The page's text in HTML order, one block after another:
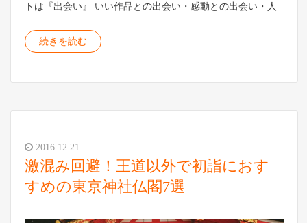
トは『出会い』 いい作品との出会い・感動との出会い・人
続きを読む
2016.12.21
激混み回避！王道以外で初詣におす
すめの東京神社仏閣7選